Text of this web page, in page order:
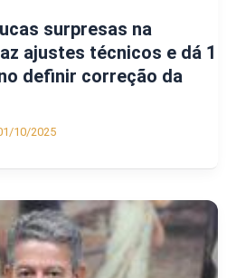
surpresas na
ajustes técnicos e dá 1
definir correção da
10/2025